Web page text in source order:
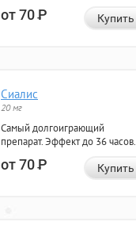
от 70Р Купить
Сиалис
20 мг
Самый долгоиграющий
препарат. Эффект до 36 часов.
от 70Р Купить